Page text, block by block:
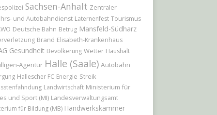
Sachsen-Anhalt Zentraler
und Autobahndienst Laternenfest Tourismus
Deutsche Bahn Betrug Mansfeld-Südharz
Brand Elisabeth-Krankenhaus
Gesundheit Bevölkerung Wetter Haushalt
Agentur Halle (Saale) Autobahn
Hallescher FC Energie Streik
Landwirtschaft Ministerium für
und Sport (MI) Landesverwaltungsamt
für Bildung (MB) Handwerkskammer